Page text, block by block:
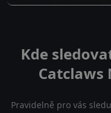
Kde
Catclaws
Pravidelně pro vás